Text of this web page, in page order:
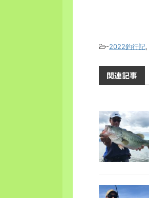
-2022釣行記,
関連記事